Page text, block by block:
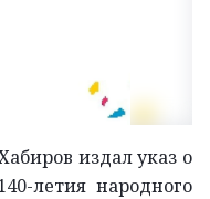
издал указ о
летия народного